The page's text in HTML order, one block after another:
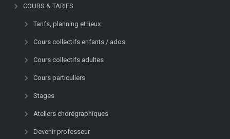
COURS & TARIFS
Tarifs, planning et lieux
Cours collectifs enfants / ados
Cours collectifs adultes
Cours particuliers
Stages
Ateliers chorégraphiques
Devenir professeur